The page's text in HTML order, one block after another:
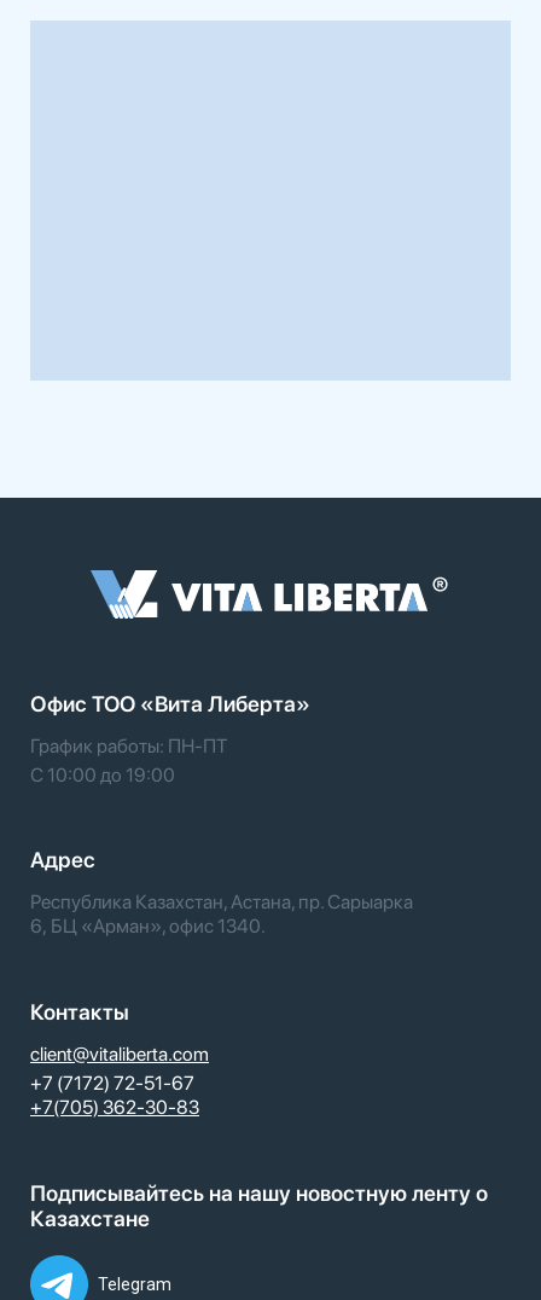
Офис TOO «Вита Либерта»
График работы: ПН-ПТ
С 10:00 до 19:00
Адрес
Республика Казахстан, Астана, пр. Сарыарка
6, БЦ «Арман», офис 1340.
Контакты
client@vitaliberta.com
+7 (7172) 72-51-67
+7(705) 362-30-83
Подписывайтесь на нашу новостную ленту о
Казахстане
Telegram